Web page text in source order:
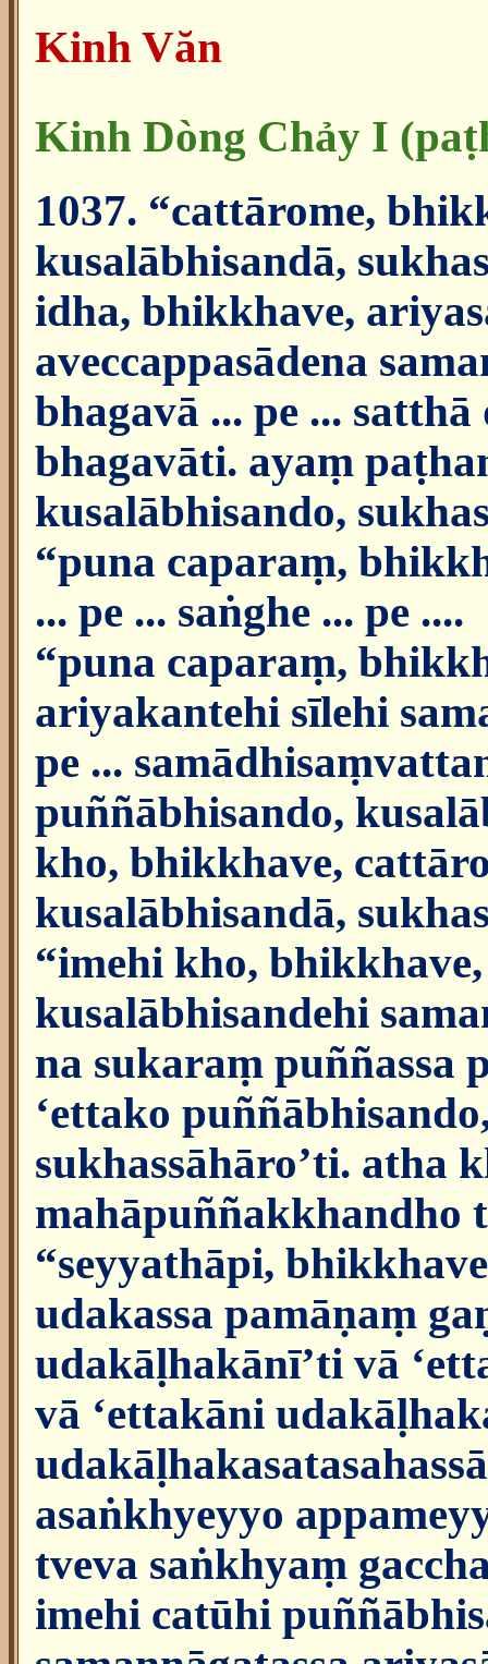
Kinh Văn
Kinh Dòng Chảy I
1037. “cattārome,
kusalābhisandā,
idha, bhikkhave,
aveccappasādena
bhagavā ... pe ...
bhagavāti. ayaṃ
kusalābhisando,
“puna caparaṃ,
... pe ... saṅghe ... pe ....
“puna caparaṃ,
ariyakantehi sīlehi
pe ...
puññābhisando,
kho, bhikkhave,
kusalābhisandā,
“imehi kho,
kusalābhisandehi
na sukaraṃ puññassa
‘ettako
sukhassāhāro’ti. atha
mahāpuññakkhandho
“seyyathāpi,
udakassa pamāṇaṃ
udakāḷhakānī’ti vā
vā ‘ettakāni
asaṅkhyeyyo
tveva saṅkhyaṃ
imehi catūhi